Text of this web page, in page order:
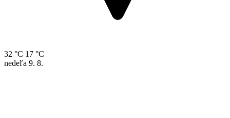
32 °C 17 °C
nedeľa 9. 8.